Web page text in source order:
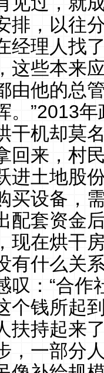
排，以往
经理人找
这些本来
由他的总
。”2013年
干机却莫
回来，村
进土地股
买设备，
配套资金
现在烘干
有什么关
叹：“合作
个钱所起
扶持起来
，一部分